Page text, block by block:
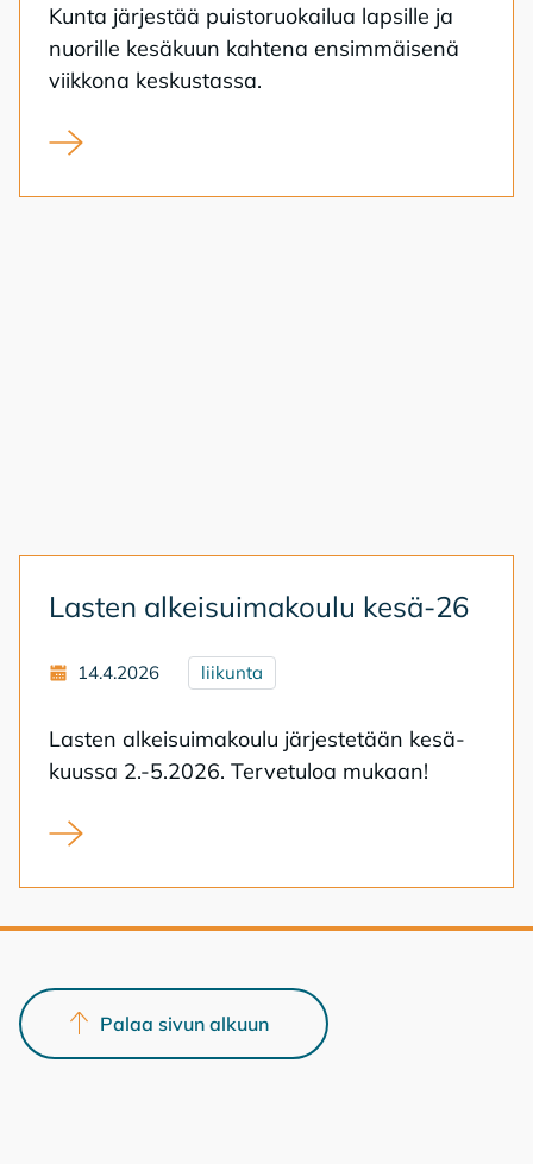
Kun­ta jär­jes­tää puis­to­ruo­kai­lua lap­sil­le ja
nuo­ril­le ke­sä­kuun kah­te­na en­sim­mäi­se­nä
viik­ko­na kes­kus­tas­sa.
Puistoruokailu tuo lapset ja nuoret yhteen kesällä
Las­ten al­keis­ui­ma­kou­lu kesä-26
14.4.2026 liikunta
Las­ten al­keis­ui­ma­kou­lu jär­jes­te­tään ke­sä­
kuus­sa 2.-5.2026. Ter­ve­tu­loa mu­kaan!
Lasten alkeisuimakoulu kesä-26
Palaa sivun alkuun